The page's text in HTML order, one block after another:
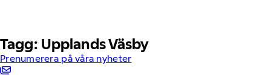
Tagg: Upplands Väsby
Prenumerera på våra nyheter